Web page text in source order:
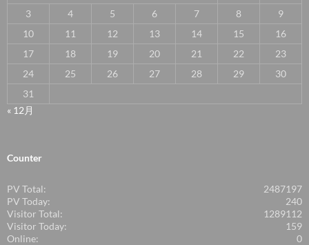
3
4 5 6 7 8
9
10
11 12 13 14 15
16
17
18 19 20 21 22
23
24
25 26 27 28 29
30
31
« 12月
Counter
2487197
PV Total:
240
PV Today:
1289112
Visitor Total:
159
Visitor Today:
0
Online: